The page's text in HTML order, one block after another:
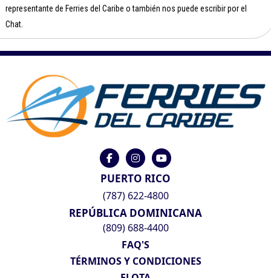
representante de Ferries del Caribe o también nos puede escribir por el
Chat.
PUERTO RICO
(787) 622-4800
REPÚBLICA DOMINICANA
(809) 688-4400
FAQ'S
TÉRMINOS Y CONDICIONES